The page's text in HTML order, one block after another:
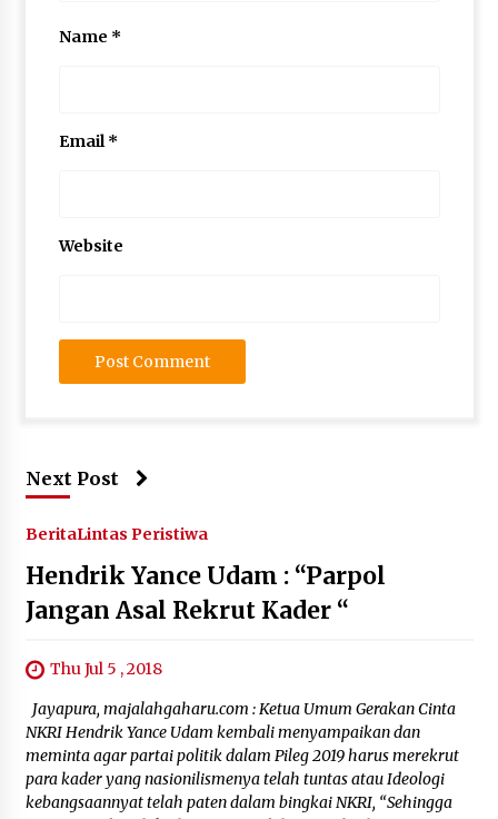
Name *
Email*
Website
Next Post
BeritaLintas Peristiwa
Hendrik Yance Udam : “Parpol
Jangan Asal Rekrut Kader “
Thu Jul 5 , 2018
Jayapura, majalahgaharu.com : Ketua Umum Gerakan Cinta
NKRI Hendrik Yance Udam kembali menyampaikan dan
meminta agar partai politik dalam Pileg 2019 harus merekrut
para kader yang nasionilismenya telah tuntas atau Ideologi
kebangsaannyat telah paten dalam bingkai NKRI, “Sehingga